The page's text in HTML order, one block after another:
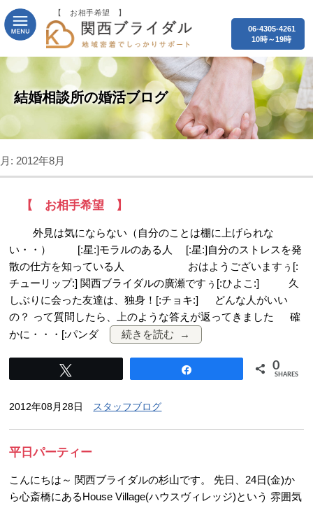
【 お相手希望 】
06-4305-4261
10時～19時
結婚相談所の婚活ブログ
月: 2012年8月
【 お相手希望 】
外見は気にならない（自分のことは棚に上げられな
い・・） [:星:]モラルのある人 [:星:]自分のストレスを発
散の仕方を知っている人 おはようございますぅ[:
チューリップ:] 関西ブライダルの廣瀬ですぅ[:ひよこ:] 久
しぶりに会った友達は、独身！[:チョキ:] どんな人がいい
の？ って質問したら、上のような答えが返ってきました 確
かに・・・[:パンダ
続きを読む
0
SHARES
2012年08月28日 スタッフブログ
平日パーティー
こんにちは～ 関西ブライダルの杉山です。 先日、24日(金)か
ら心斎橋にあるHouse Village(ハウスヴィレッジ)という 雰囲気